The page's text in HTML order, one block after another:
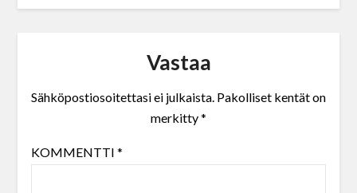
Vastaa
Sähköpostiosoitettasi ei julkaista. Pakolliset kentät on
merkitty*
KOMMENTTI *